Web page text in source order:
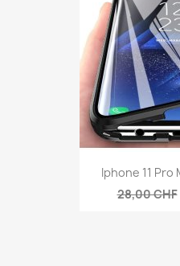
Iphone 11 Pro
28,00 CHF